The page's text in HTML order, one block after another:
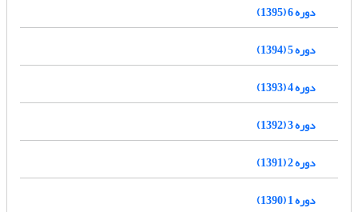
دوره 6 (1395)
دوره 5 (1394)
دوره 4 (1393)
دوره 3 (1392)
دوره 2 (1391)
دوره 1 (1390)